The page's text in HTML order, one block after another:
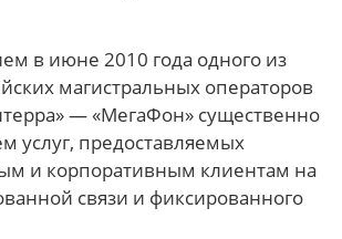
в июне 2010 года одного из
магистральных операторов
— «МегаФон» существенно
услуг, предоставляемых
и корпоративным клиентам на
связи и фиксированного